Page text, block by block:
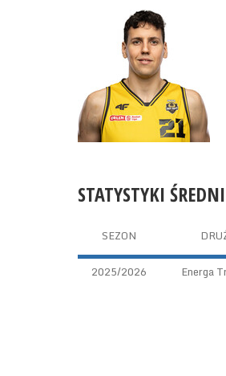
STATYSTYKI
SEZON
2025/2026 Energa